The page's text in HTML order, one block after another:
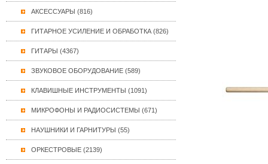
АКСЕССУАРЫ (816)
ГИТАРНОЕ УСИЛЕНИЕ И ОБРАБОТКА (826)
ГИТАРЫ (4367)
ЗВУКОВОЕ ОБОРУДОВАНИЕ (589)
КЛАВИШНЫЕ ИНСТРУМЕНТЫ (1091)
МИКРОФОНЫ И РАДИОСИСТЕМЫ (671)
НАУШНИКИ И ГАРНИТУРЫ (55)
ОРКЕСТРОВЫЕ (2139)